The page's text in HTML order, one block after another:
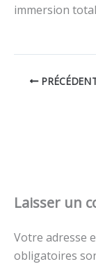
immersion
Laisser un
Votre adresse
obligatoires